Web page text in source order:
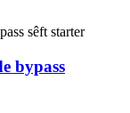
bypass